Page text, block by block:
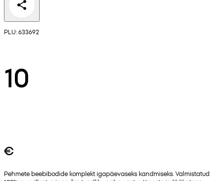
PLU: 633692
10
€
Pehmete beebibodide komplekt igapäevaseks kandmiseks. Valmistatud